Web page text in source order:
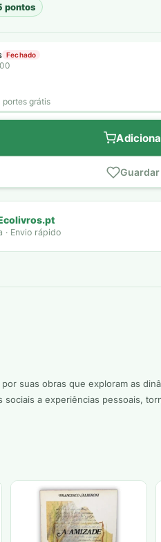
pontos
Fechado
portes grátis
· Envio rápido
suas obras que exploram as
a experiências pessoais,